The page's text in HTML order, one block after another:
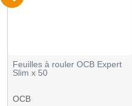
Feuilles à rouler OCB Expert
Slim x 50
OCB